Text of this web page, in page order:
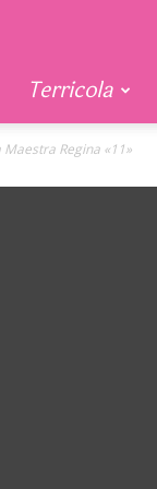
Terricola
Maestra Regina «11»